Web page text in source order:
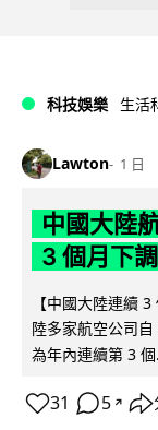
科技娛樂 生活
Lawton 1 日
中國大陸
3 個月下調
【中國大陸連續
陸多家航空公司
為年內連續第 3
31 5 ↗